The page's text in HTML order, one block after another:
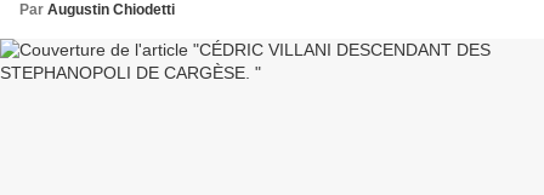
Par Augustin Chiodetti